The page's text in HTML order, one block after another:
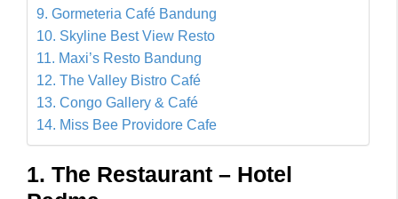
9. Gormeteria Café Bandung
10. Skyline Best View Resto
11. Maxi’s Resto Bandung
12. The Valley Bistro Café
13. Congo Gallery & Café
14. Miss Bee Providore Cafe
1. The Restaurant – Hotel